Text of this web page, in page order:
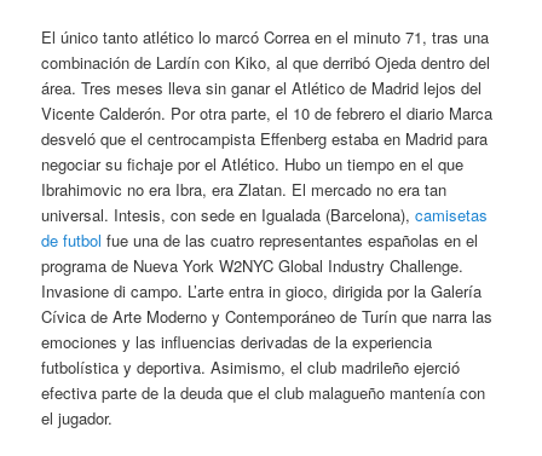
El único tanto atlético lo marcó Correa en el minuto 71, tras una
combinación de Lardín con Kiko, al que derribó Ojeda dentro del
área. Tres meses lleva sin ganar el Atlético de Madrid lejos del
Vicente Calderón. Por otra parte, el 10 de febrero el diario Marca
desveló que el centrocampista Effenberg estaba en Madrid para
negociar su fichaje por el Atlético. Hubo un tiempo en el que
Ibrahimovic no era Ibra, era Zlatan. El mercado no era tan
universal. Intesis, con sede en Igualada (Barcelona),camisetas
de futbol fue una de las cuatro representantes españolas en el
programa de Nueva York W2NYC Global Industry Challenge.
Invasione di campo. L’arte entra in gioco, dirigida por la Galería
Cívica de Arte Moderno y Contemporáneo de Turín que narra las
emociones y las influencias derivadas de la experiencia
futbolística y deportiva. Asimismo, el club madrileño ejerció
efectiva parte de la deuda que el club malagueño mantenía con
el jugador.